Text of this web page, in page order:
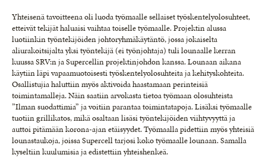
Yhteisenä tavoitteena oli luoda työmaalle sellaiset työskentelyolosuhteet,
etteivät tekijät haluaisi vaihtaa toiselle työmaalle. Projektin alussa
luotiinkin työntekijöiden johtoryhmäkäytäntö, jossa jokaiselta
aliurakoitsijalta yksi työntekijä (ei työnjohtaja) tuli lounaalle kerran
kuussa SRV:n ja Supercellin projektinjohdon kanssa. Lounaan aikana
käytiin läpi vapaamuotoisesti työskentelyolosuhteita ja kehityskohteita.
Osallistujia haluttiin myös aktivoida haastamaan perinteisiä
toimintamalleja. Näin saatiin arvokasta tietoa työmaan olosuhteista
”Ilman suodattimia” ja voitiin parantaa toimintatapoja. Lisäksi työmaalle
tuotiin grillikatos, mikä osaltaan lisäsi työntekijöiden viihtyvyyttä ja
auttoi pitämään korona-ajan etäisyydet. Työmaalla pidettiin myös yhteisiä
lounastaukoja, joissa Supercell tarjosi koko työmaalle lounaan. Samalla
kyseltiin kuulumisia ja edistettiin yhteishenkeä.